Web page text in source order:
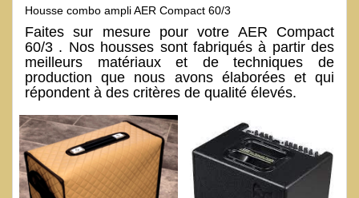
Housse combo ampli AER Compact 60/3
Faites sur mesure pour votre AER Compact
60/3 . Nos housses sont fabriqués à partir des
meilleurs matériaux et de techniques de
production que nous avons élaborées et qui
répondent à des critères de qualité élevés.